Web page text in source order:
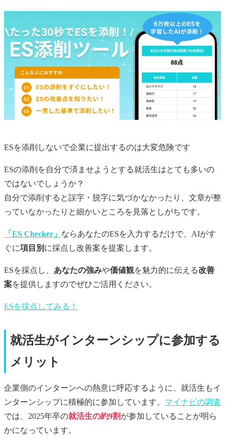
ESを添削しないで企業に提出するのは大変危険です
ESの添削を自分で済ませようとする就活生はとても多いの
ではないでしょうか？
自分で添削すると誤字・脱字に気づかなかったり、文章が整
っていなかったりと細かいところを見落としがちです。
「ES Checker」 ならあなたのESを入力するだけで、AIがす
ぐに項目別 に採点し改善案を提案します。
ESを採点し、 あなたの強みや価値観を魅力的に伝える改善
案を提供しますのでぜひご活用ください。
ESを採点してみる！
就活生がインターンシップに参加する
メリット
企業側のインターンへの熱意に呼応するように、就活生もイ
ンターンシップに積極的に参加しています。 マイナビの調査
では、2025年卒の就活生の約9割が参加していることが明ら
かになっています。